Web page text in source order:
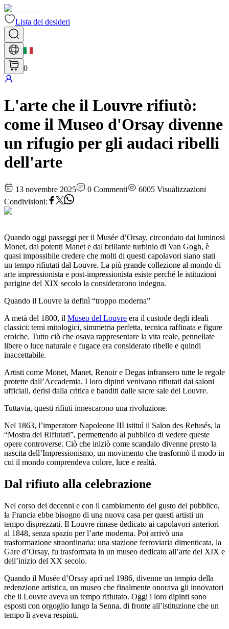
Lista dei desideri
0
L'arte che il Louvre rifiutò:
come il Museo d'Orsay divenne
un rifugio per gli audaci ribelli
dell'arte
13 novembre 2025 0 Commenti 6005 Visualizzazioni
Condivisioni:
Quando oggi passeggi per il Musée d’Orsay, circondato dai luminosi
Monet, dai potenti Manet e dal brillante turbinio di Van Gogh, è
quasi impossibile credere che molti di questi capolavori siano stati
un tempo rifiutati dal Louvre. La più grande collezione al mondo di
arte impressionista e post-impressionista esiste perché le istituzioni
parigine del XIX secolo la considerarono indegna.
Quando il Louvre la definì “troppo moderna”
A metà del 1800, il Museo del Louvre era il custode degli ideali
classici: temi mitologici, simmetria perfetta, tecnica raffinata e figure
eroiche. Tutto ciò che osava rappresentare la vita reale, pennellate
libere o luce naturale e fugace era considerato ribelle e quindi
inaccettabile.
Artisti come Monet, Manet, Renoir e Degas infransero tutte le regole
protette dall’Accademia. I loro dipinti venivano rifiutati dai saloni
ufficiali, derisi dalla critica e banditi dalle sacre sale del Louvre.
Tuttavia, questi rifiuti innescarono una rivoluzione.
Nel 1863, l’imperatore Napoleone III istituì il Salon des Refusés, la
“Mostra dei Rifiutati”, permettendo al pubblico di vedere queste
opere controverse. Ciò che iniziò come scandalo divenne presto la
nascita dell’Impressionismo, un movimento che trasformò il modo in
cui il mondo comprendeva colore, luce e realtà.
Dal rifiuto alla celebrazione
Nel corso dei decenni e con il cambiamento del gusto del pubblico,
la Francia ebbe bisogno di una nuova casa per questi artisti un
tempo disprezzati. Il Louvre rimase dedicato ai capolavori anteriori
al 1848, senza spazio per l’arte moderna. Poi arrivò una
trasformazione straordinaria: una stazione ferroviaria dimenticata, la
Gare d’Orsay, fu trasformata in un museo dedicato all’arte del XIX e
dell’inizio del XX secolo.
Quando il Musée d’Orsay aprì nel 1986, divenne un tempio della
redenzione artistica, un museo che finalmente onorava gli innovatori
che il Louvre aveva un tempo rifiutato. Oggi i loro dipinti sono
esposti con orgoglio lungo la Senna, di fronte all’istituzione che un
tempo li aveva respinti.